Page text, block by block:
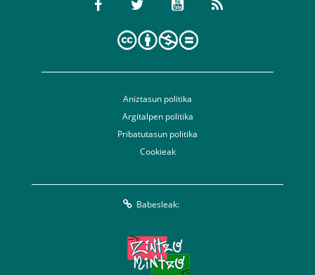
Aniztasun politika
Argitalpen politika
Pribatutasun politika
Cookieak
Babesleak: